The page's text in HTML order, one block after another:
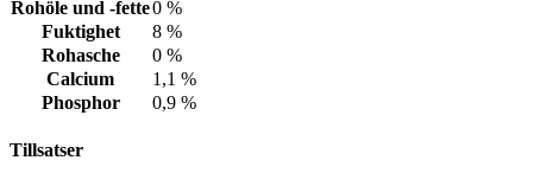
Rohöle und -fette0 %
Fuktighet
8 %
Rohasche
0 %
Calcium
1,1 %
Phosphor
0,9 %
Tillsatser